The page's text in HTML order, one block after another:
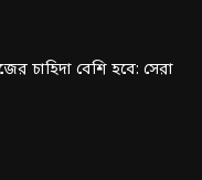
চাহিদা বেশি হবে: সেরা